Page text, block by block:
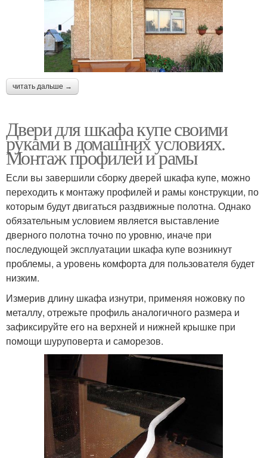
читать дальше →
Двери для шкафа купе своими
руками в домашних условиях.
Монтаж профилей и рамы
Если вы завершили сборку дверей шкафа купе, можно
переходить к монтажу профилей и рамы конструкции, по
которым будут двигаться раздвижные полотна. Однако
обязательным условием является выставление
дверного полотна точно по уровню, иначе при
последующей эксплуатации шкафа купе возникнут
проблемы, а уровень комфорта для пользователя будет
низким.
Измерив длину шкафа изнутри, применяя ножовку по
металлу, отрежьте профиль аналогичного размера и
зафиксируйте его на верхней и нижней крышке при
помощи шуруповерта и саморезов.